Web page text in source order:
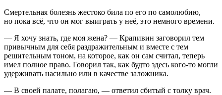
Смертельная болезнь жестоко била по его по самолюбию,
но пока всё, что он мог выиграть у неё, это немного времени.
— Я хочу знать, где моя жена? — Крапивин заговорил тем
привычным для себя раздражительным и вместе с тем
решительным тоном, на которое, как он сам считал, теперь
имел полное право. Говорил так, как будто здесь кого-то могли
удерживать насильно или в качестве заложника.
— В своей палате, полагаю, — ответил сбитый с толку врач.